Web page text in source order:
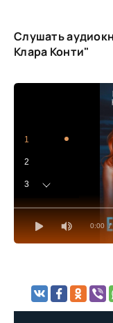
Слушать
Клара Конти"
0:00 /
1
2
3
4